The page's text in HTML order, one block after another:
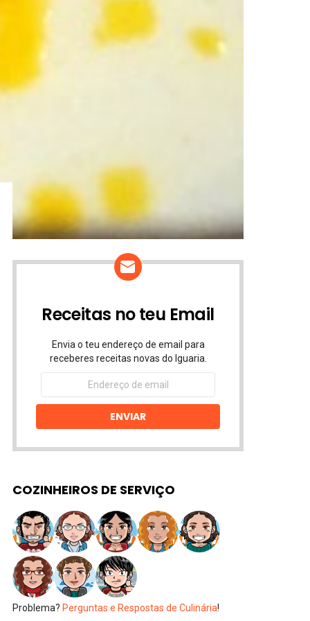
Receitas no teu Email
Envia o teu endereço de email para
receberes receitas novas do Iguaria.
Endereço
email
ENVIAR
COZINHEIROS DE SERVIÇO
Problema? Perguntas e Respostas de Culinária!